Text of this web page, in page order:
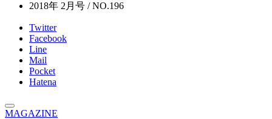
2018年 2月号 / NO.196
Twitter
Facebook
Line
Mail
Pocket
Hatena
MAGAZINE